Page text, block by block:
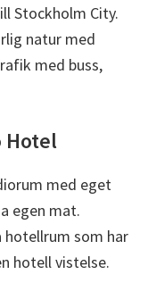
Stockholm City.
natur med
med buss,
Hotel
med eget
egen mat.
hotellrum som har
hotell vistelse.